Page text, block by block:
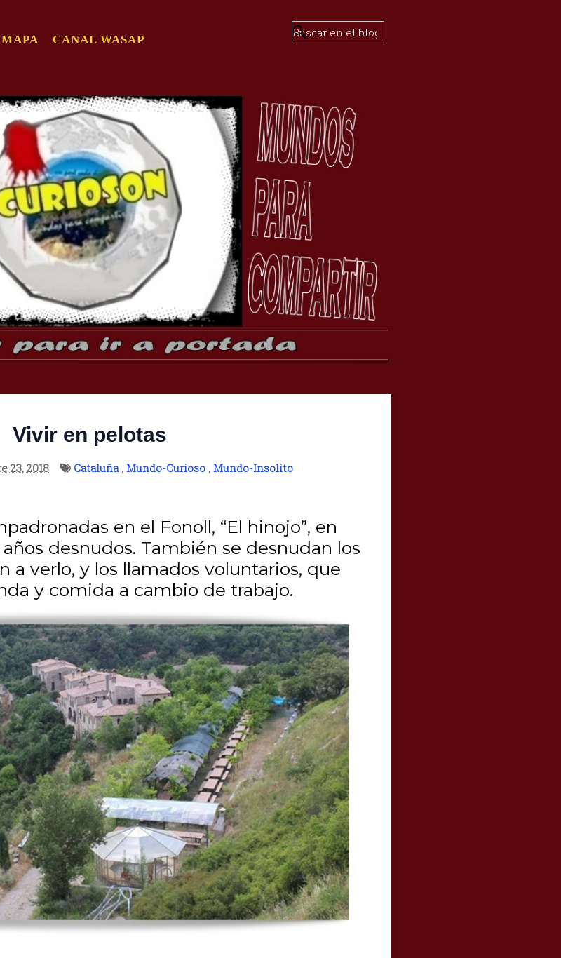
MAPA CANAL WASAP
Vivir en pelotas
23, 2018 Cataluña, Mundo-Curioso , Mundo-Insolito
en el Fonoll, “El hinojo”, en
desnudos. También se desnudan los
a verlo, y los llamados voluntarios, que
y comida a cambio de trabajo.